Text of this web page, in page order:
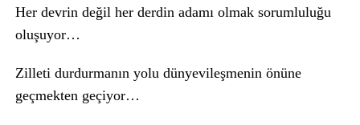
Her devrin değil her derdin adamı olmak sorumluluğu
oluşuyor…
Zilleti durdurmanın yolu dünyevileşmenin önüne
geçmekten geçiyor…